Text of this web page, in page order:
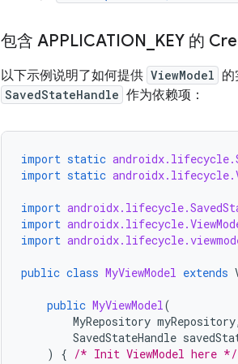
包含 APPLICATION KEY 的
以下示例说明了如何提供 ViewModel
SavedStateHandle 作为依赖项：
import static
import static
import
import
import
public class MyViewModel extends
public MyViewModel(
MyRepository myRepository,
SavedStateHandle
)
{ /* Init ViewModel here */